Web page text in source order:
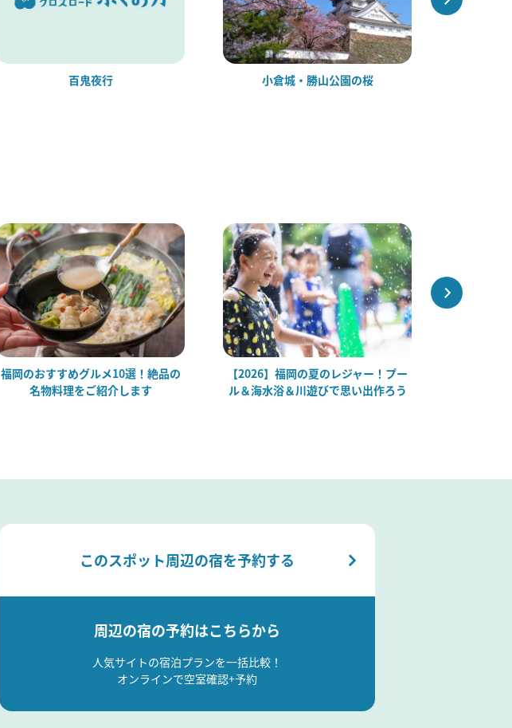
百鬼夜行 小倉城・勝山公園の桜
福岡のおすすめグルメ10選！絶品の
名物料理をご紹介します
【2026】福岡の夏のレジャー！プー
ル＆海水浴＆川遊びで思い出作ろう
このスポット周辺の宿を予約する
周辺の宿の予約はこちらから
人気サイトの宿泊プランを一括比較！
オンラインで空室確認+予約